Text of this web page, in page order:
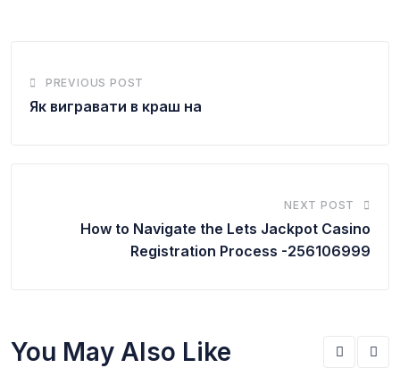
PREVIOUS POST
Як вигравати в краш на
NEXT POST
How to Navigate the Lets Jackpot Casino
Registration Process -256106999
You May Also Like